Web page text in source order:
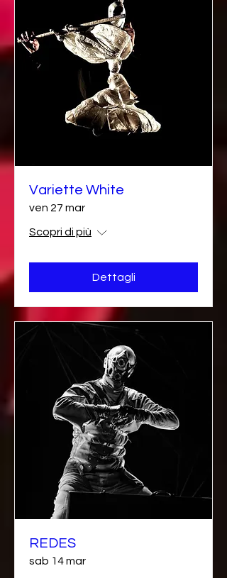
Variette White
ven 27 mar
Scopri di più
Dettagli
REDES
sab 14 mar